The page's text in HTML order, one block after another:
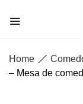
Home
– Mesa de